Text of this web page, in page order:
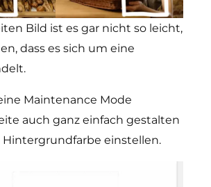
Bild ist es gar nicht so leicht,
dass es sich um eine
Maintenance Mode
auch ganz einfach gestalten
einstellen.